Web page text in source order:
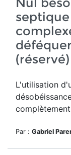
(réservé)
L'utilisation
Par : Gabriel